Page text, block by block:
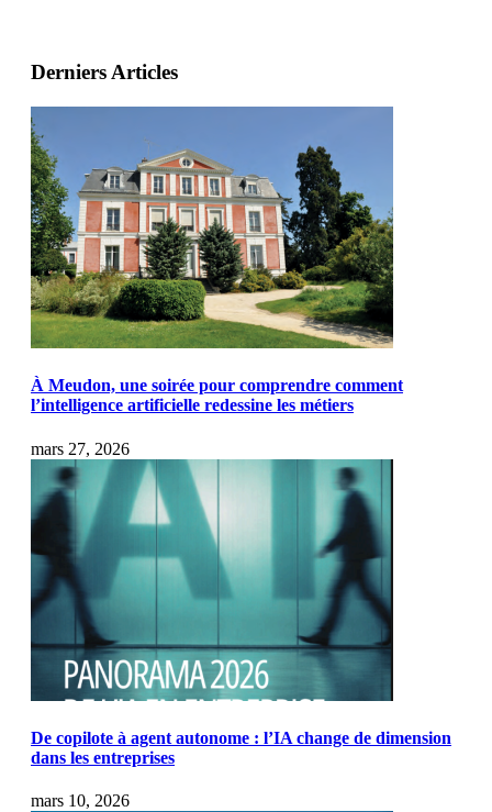
Derniers Articles
À Meudon, une soirée pour comprendre comment
l’intelligence artificielle redessine les métiers
mars 27, 2026
De copilote à agent autonome : l’IA change de dimension
dans les entreprises
mars 10, 2026